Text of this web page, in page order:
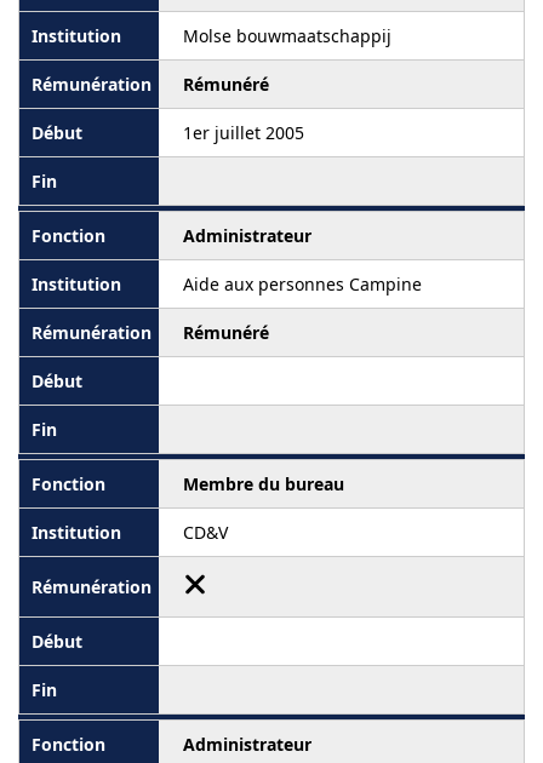
Molse bouwmaatschappij
Rémunéré
1er juillet 2005
Administrateur
Aide aux personnes Campine
Rémunéré
Membre du bureau
CD&V
Administrateur